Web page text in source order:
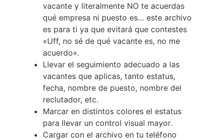
vacante y literalmente NO te acuerdas
qué empresa ni puesto es… este archivo
es para ti ya que evitará que contestes
«Uff, no sé de qué vacante es, no me
acuerdo».
Llevar el seguimiento adecuado a las
vacantes que aplicas, tanto estatus,
fecha, nombre de puesto, nombre del
reclutador, etc.
Marcar en distintos colores el estatus
para llevar un control visual mayor.
Cargar con el archivo en tu teléfono